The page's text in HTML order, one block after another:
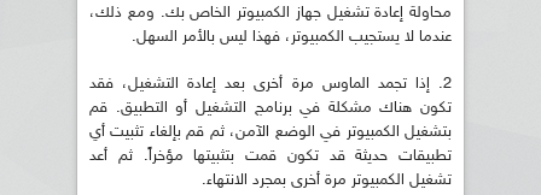
محاولة إعادة تشغيل جهاز الكمبيوتر الخاص بك. ومع ذلك،
عندما لا يستجيب الكمبيوتر، فهذا ليس بالأمر السهل.
2. إذا تجمد الماوس مرة أخرى بعد إعادة التشغيل، فقد
تكون هناك مشكلة في برنامج التشغيل أو التطبيق. قم
بتشغيل الكمبيوتر في الوضع الآمن، ثم قم بإلغاء تثبيت أي
تطبيقات حديثة قد تكون قمت بتثبيتها مؤخراً. ثم أعد
تشغيل الكمبيوتر مرة أخرى بمجرد الانتهاء.